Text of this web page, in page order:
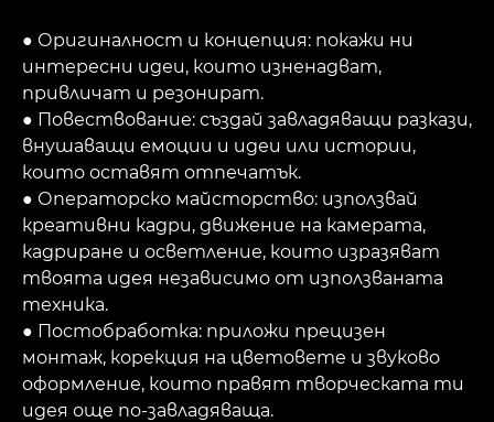
● Оригиналност и концепция: покажи ни
интересни идеи, които изненадват,
привличат и резонират.
● Повествование: създай завладяващи разкази,
внушаващи емоции и идеи или истории,
които оставят отпечатък.
● Операторско майсторство: използвай
креативни кадри, движение на камерата,
кадриране и осветление, които изразяват
твоята идея независимо от използваната
техника.
● Постобработка: приложи прецизен
монтаж, корекция на цветовете и звуково
оформление, които правят творческата ти
идея още по-завладяваща.